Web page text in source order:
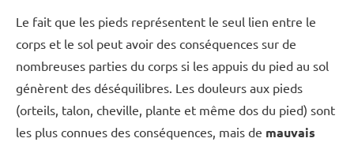
Le fait que les pieds représentent le seul lien entre le
corps et le sol peut avoir des conséquences sur de
nombreuses parties du corps si les appuis du pied au sol
génèrent des déséquilibres. Les douleurs aux pieds
(orteils, talon, cheville, plante et même dos du pied) sont
les plus connues des conséquences, mais de mauvais